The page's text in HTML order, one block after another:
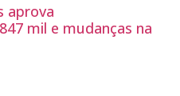
aprova
mil e mudanças na